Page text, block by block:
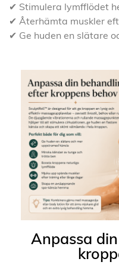
✔ Stimulera lymfflödet
✔ Återhämta muskler
✔ Ge huden en slätare
Anpassa